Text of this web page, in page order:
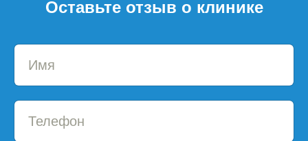
Оставьте отзыв о клинике